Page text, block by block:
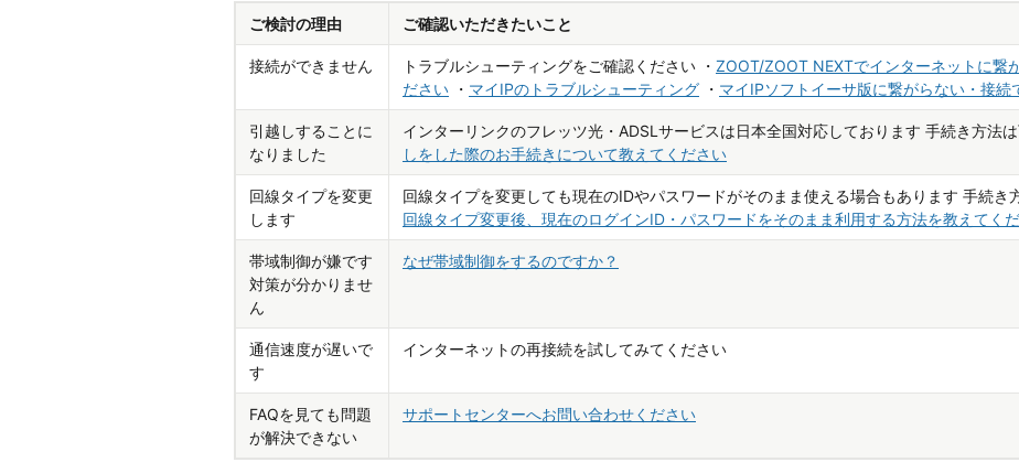
ご検討の理由 ご確認いただきたいこと
接続ができません トラブルシューティングをご確認ください ・ ZOOT/ZOOT NEXTでインターネットに繋
ださい ・ マイIPのトラブルシューティング ・ マイIPソフトイーサ版に繋がらない・接続
引越しすることに
なりました
インターリンクのフレッツ光・ADSLサービスは日本全国対応しております 手続き方法
しをした際のお手続きについて教えてください
回線タイプを変更
します
回線タイプを変更しても現在のIDやパスワードがそのまま使える場合もあります 手続き
回線タイプ変更後、現在のログインID・パスワードをそのまま利用する方法を教えてく
帯域制御が嫌です
対策が分かりませ
ん
なぜ帯域制御をするのですか？
通信速度が遅いで
す
インターネットの再接続を試してみてください
FAQを見ても問題
が解決できない
サポートセンターへお問い合わせください